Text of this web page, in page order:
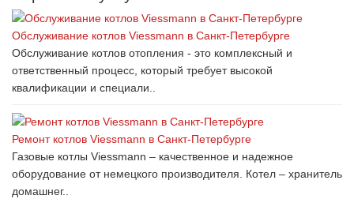
Обслуживание котлов Viessmann в Санкт-Петербурге
Обслуживание котлов отопления - это комплексный и
ответственный процесс, который требует высокой
квалификации и специали..
Ремонт котлов Viessmann в Санкт-Петербурге
Газовые котлы Viessmann – качественное и надежное
оборудование от немецкого производителя. Котел – хранитель
домашнег..